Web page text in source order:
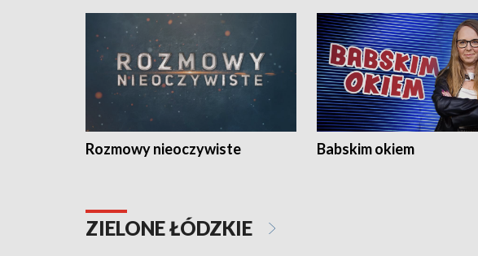
Rozmowy nieoczywiste Babskim okiem
ZIELONE ŁÓDZKIE